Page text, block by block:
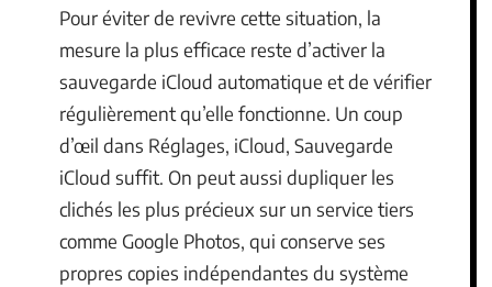
Pour éviter de revivre cette situation, la
mesure la plus efficace reste d’activer la
sauvegarde iCloud automatique et de vérifier
régulièrement qu’elle fonctionne. Un coup
d’œil dans Réglages, iCloud, Sauvegarde
iCloud suffit. On peut aussi dupliquer les
clichés les plus précieux sur un service tiers
comme Google Photos, qui conserve ses
propres copies indépendantes du système